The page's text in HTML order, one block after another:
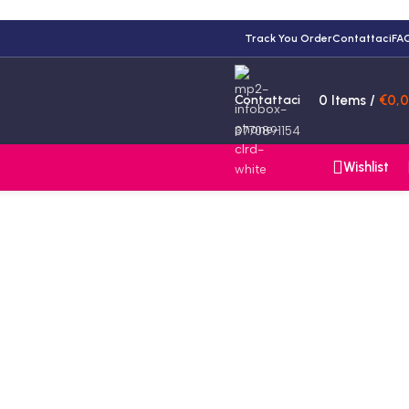
Track You OrderContattaci
Contattaci
3770891154
0 Items / €
Wishlist